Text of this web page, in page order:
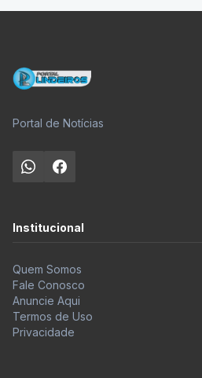
Quem Somos
Fale Conosco
Anuncie Aqui
Termos de Uso